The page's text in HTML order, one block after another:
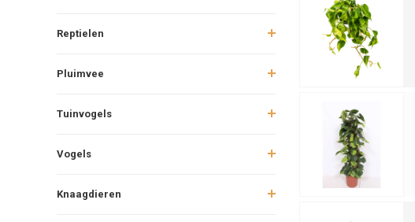
Reptielen
Pluimvee
Tuinvogels
Vogels
Knaagdieren